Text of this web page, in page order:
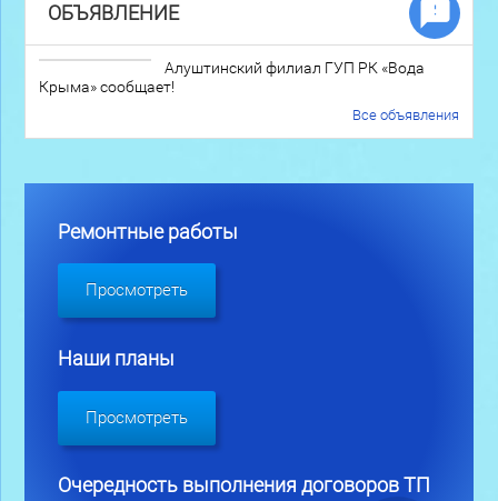
ОБЪЯВЛЕНИЕ
Алуштинский филиал ГУП РК «Вода
Крыма» сообщает!
Все объявления
Ремонтные работы
Просмотреть
Наши планы
Просмотреть
Очередность выполнения договоров ТП